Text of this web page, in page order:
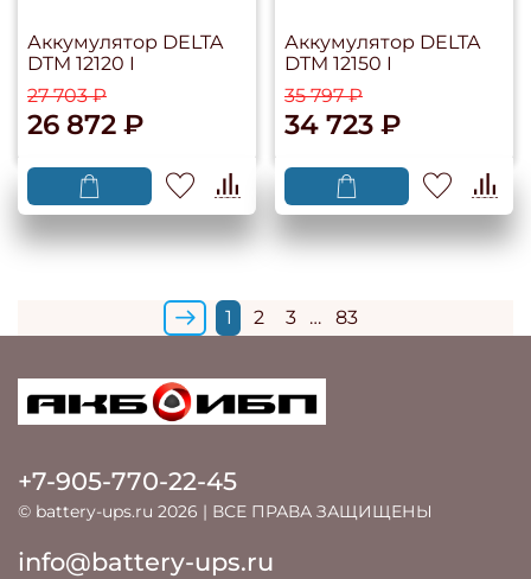
Аккумулятор DELTA
DTM 12120 I
27 703 ₽
26 872 ₽
Аккумулятор DELTA
DTM 12150 I
35 797 ₽
34 723 ₽
1 2 3 … 83
+7-905-770-22-45
© battery-ups.ru 2026 | ВСЕ ПРАВА ЗАЩИЩЕНЫ
info@battery-ups.ru